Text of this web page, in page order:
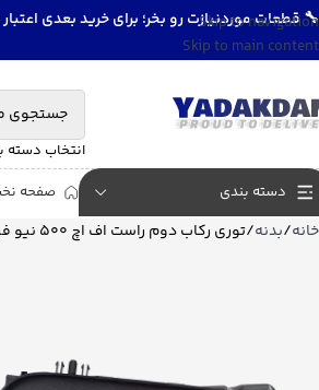
Skip to navigation
Skip to main content
انتخاب دسته
دسته بندی صفحه
خانه بدنه توری رکاب دوم راست اف اچ 500 نیو فیس
🔧 قطعات موردنیازت رو بخر؛ برای خرید بعدی